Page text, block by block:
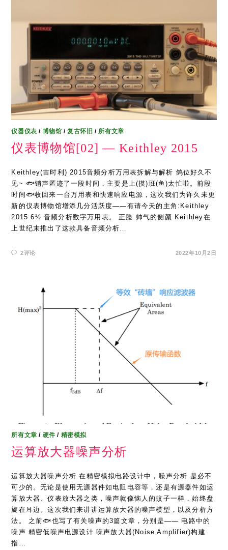
仪器仪表 / 博物馆 /复古怀旧 / 所有文章
仪表博物馆[02] — Keithley 2015
Keithley(吉时利) 2015音频分析万用表拆解与解析 鸽位好久不
见~ 🐟销声匿迹了一段时间，主要是上(摸)班(鱼)太忙啦。前段
时间🐟收回来一台万用表和快速响应电源，这次我们为许久未更
新的仪表博物馆增添几分活跃度——有请今天的主角:Keithley
2015 6½ 音频分析数字万用表。 正脸 帅气的侧颜 Keithley在
上世纪末推出了这款具备音频分析…
2评论 2022年10月2日
所有文章 / 硬件 / 精密模拟
运算放大器噪声分析
运算放大器噪声分析 在精密模拟电路设计中，噪声分析 是必不
可少的。无论是使用无源器件如电阻电容等，还是有源器件如运
算放大器、仪表放大器之类，噪声就像恼人的蚊子一样，始终盘
旋在耳边。这次我们来讲讲运算放大器的噪声模型，以及分析方
法。 之前🐟也写了有关噪声的3篇文章，分别是—— 电路中的
噪声 精密低噪声电源设计 噪声放大器(Noise Amplifier)构建
指…